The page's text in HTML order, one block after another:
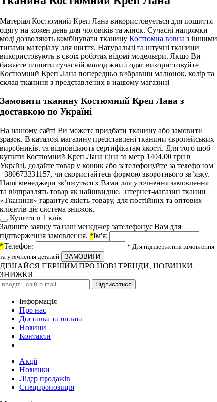
Матеріал Костюмний Креп Лана використовується для пошиття
одягу на кожен день для чоловіків та жінок. Сучасні напрямки
моді дозволяють комбінувати тканину Костюмна вовна з іншими
типами матеріалу для шиття. Натуральні та штучні тканини
використовують в своїх роботах відомі модельєри. Якщо Ви
бажаєте пошити сучасній молодіжний одяг використовуйте
Костюмний Креп Лана попередньо вибравши малюнок, колір та
склад тканини з представлених в нашому магазині.
Замовити тканину Костюмний Креп Лана з
доставкою по Україні
На нашому сайті Ви можете придбати тканину або замовити
зразок. В каталозі магазину представлені тканини європейських
виробників, та відповідають сертифікатам якості. Для того щоб
купити Костюмний Креп Лана ціна за метр 1404.00 грн в
Україні, додайте товар у кошик або зателефонуйте за телефоном
+380673331157, чи скористайтесь формою зворотнього зв’язку.
Наші менеджери зв’яжуться х Вами для уточнення замовлення
та відправлять товар як найшвидше. Інтернет-магазин тканин
«Тканини» гарантує якість товару, для постійних та оптових
клієнтів діє система знижок.
Купити в 1 клiк
Залиште заявку та наш менеджер зателефонує Вам для
підтверження замовлення. *Ім'я:
*Телефон:
* Для підтверження замовлення
та уточнення деталей
ДІЗНАЙСЯ ПЕРШИМ ПРО НОВІ ТРЕНДИ, НОВИНКИ,
ЗНИЖКИ
Iнформація
Про нас
Доставка та оплата
Новини
Контакти
Акції
Новинки
Лідер продажів
Спецпропозиція